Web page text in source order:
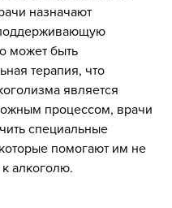
назначают
может быть
терапия, что
является
процессом, врачи
специальные
помогают им не
алкоголю.